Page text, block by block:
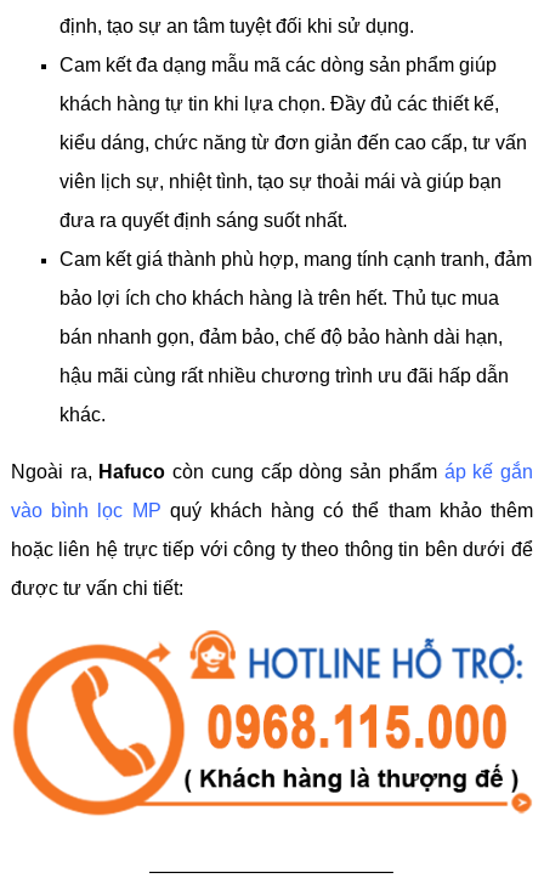
định, tạo sự an tâm tuyệt đối khi sử dụng.
Cam kết đa dạng mẫu mã các dòng sản phẩm giúp
khách hàng tự tin khi lựa chọn. Đầy đủ các thiết kế,
kiểu dáng, chức năng từ đơn giản đến cao cấp, tư vấn
viên lịch sự, nhiệt tình, tạo sự thoải mái và giúp bạn
đưa ra quyết định sáng suốt nhất.
Cam kết giá thành phù hợp, mang tính cạnh tranh, đảm
bảo lợi ích cho khách hàng là trên hết. Thủ tục mua
bán nhanh gọn, đảm bảo, chế độ bảo hành dài hạn,
hậu mãi cùng rất nhiều chương trình ưu đãi hấp dẫn
khác.
Ngoài ra, Hafuco còn cung cấp dòng sản phẩm áp kế gắn
vào bình lọc MP quý khách hàng có thể tham khảo thêm
hoặc liên hệ trực tiếp với công ty theo thông tin bên dưới để
được tư vấn chi tiết:
————————————–